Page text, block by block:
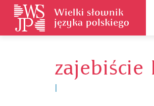
zajebiście
I